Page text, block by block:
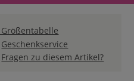
Größentabelle
Geschenkservice
Fragen zu diesem Artikel?